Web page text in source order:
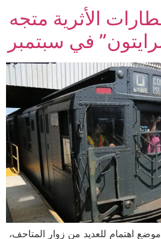
الأثرية متجه
في سبتمبر
اهتمام للعديد من زوار المتاحف،